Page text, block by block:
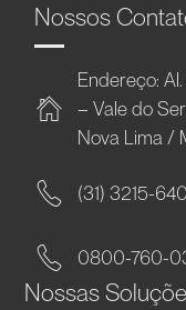
Nossos
Endereço:
– Vale do
Nova Lima /
(31) 3215-
0800-760-
Nossas